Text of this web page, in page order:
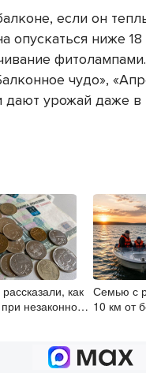
если он
опускаться ниже
чудо»,
урожай даже
как
незаконном
Семью с
10 км от